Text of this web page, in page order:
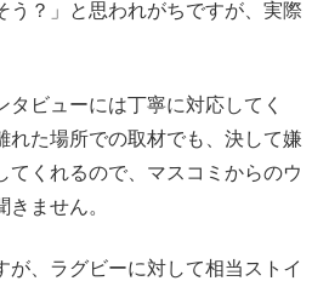
う？」と思われがちですが、実際
タビューには丁寧に対応してく
れた場所での取材でも、決して嫌
てくれるので、マスコミからのウ
ません。
が、ラグビーに対して相当ストイ